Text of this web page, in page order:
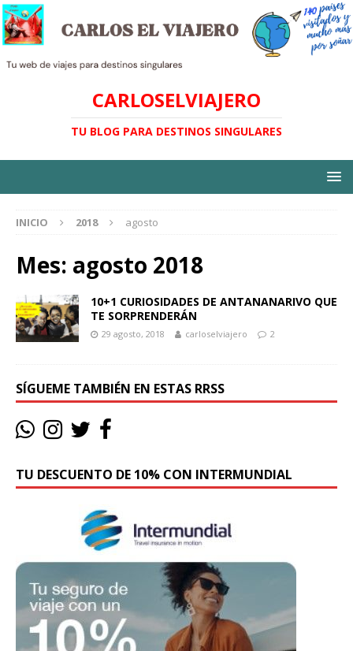
CARLOSELVIAJERO
TU BLOG PARA DESTINOS SINGULARES
INICIO 2018 agosto
Mes: agosto 2018
10+1 CURIOSIDADES DE ANTANANARIVO QUE
TE SORPRENDERÁN
29 agosto, 2018 carloselviajero 2
SÍGUEME TAMBIÉN EN ESTAS RRSS
TU DESCUENTO DE 10% CON INTERMUNDIAL